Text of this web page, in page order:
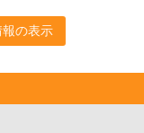
ポケット...
詳細情報の表示